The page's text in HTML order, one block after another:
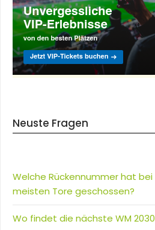
Neuste Fragen
Welche Rückennummer hat bei
meisten Tore geschossen?
Wo findet die nächste WM